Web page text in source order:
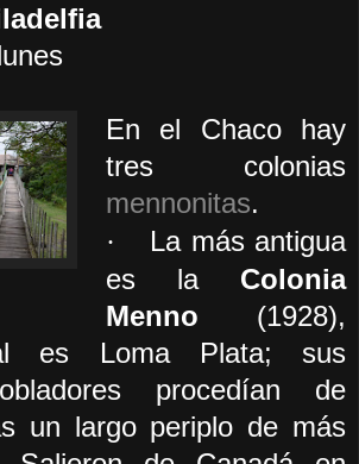
En el Chaco hay
tres colonias
mennonitas.
·
La más antigua
es la Colonia
Menno (1928),
es Loma Plata; sus
procedían de
un largo periplo de más